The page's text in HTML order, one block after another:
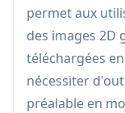
permet aux
des images 2D
téléchargées
nécessiter
préalable en